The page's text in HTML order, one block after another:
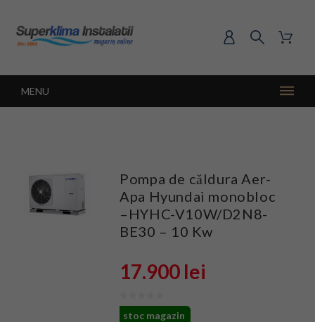
MENU
Pompa de căldura Aer-
Apa Hyundai monobloc
–HYHC-V10W/D2N8-
BE30 – 10 Kw
17.900 lei
stoc magazin